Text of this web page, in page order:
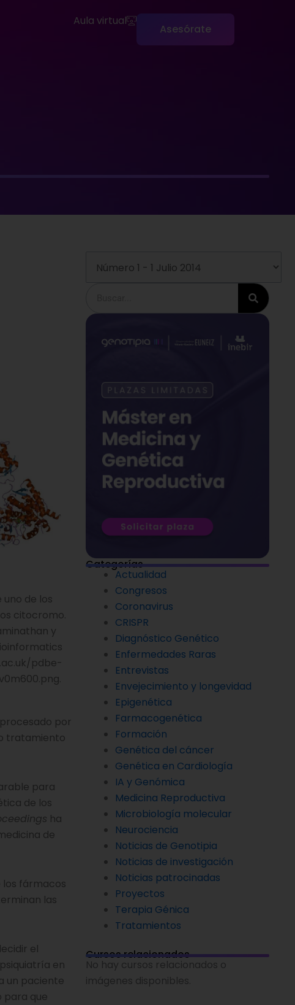
Aula virtual
Asesórate
de los
citocromo.
y
pdbe-
por
tratamiento
para
de los
ha
de
los fármacos
las
el
en
un paciente
para que
Categorías
Actualidad
Congresos
Coronavirus
CRISPR
Diagnóstico Genético
Enfermedades Raras
Entrevistas
Envejecimiento y longevidad
Epigenética
Farmacogenética
Formación
Genética del cáncer
Genética en Cardiología
IA y Genómica
Medicina Reproductiva
Microbiología molecular
Neurociencia
Noticias de Genotipia
Noticias de investigación
Noticias patrocinadas
Proyectos
Terapia Génica
Tratamientos
Cursos relacionados
No hay cursos relacionados o
imágenes disponibles.